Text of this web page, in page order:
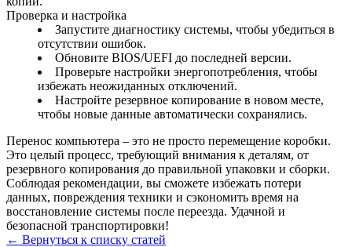
Проверка и настройка
Запустите диагностику системы, чтобы убедиться в
отсутствии ошибок.
Обновите BIOS/UEFI до последней версии.
Проверьте настройки энергопотребления, чтобы
избежать неожиданных отключений.
Настройте резервное копирование в новом месте,
чтобы новые данные автоматически сохранялись.
Перенос компьютера – это не просто перемещение коробки.
Это целый процесс, требующий внимания к деталям, от
резервного копирования до правильной упаковки и сборки.
Соблюдая рекомендации, вы сможете избежать потери
данных, повреждения техники и сэкономить время на
восстановление системы после переезда. Удачной и
безопасной транспортировки!
← Вернуться к списку статей